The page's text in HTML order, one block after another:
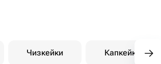
Чизкейки Капкейки